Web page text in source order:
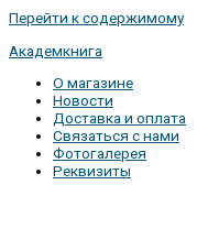
Перейти к содержимому
Академкнига
О магазине
Новости
Доставка и оплата
Связаться с нами
Фотогалерея
Реквизиты